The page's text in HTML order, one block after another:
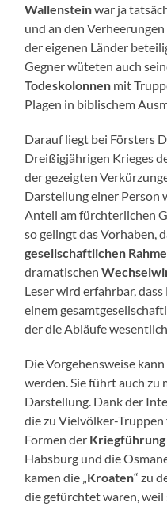
Wallensteinwar ja
und an den
der eigenen Länder
Gegner wüteten auch
Todeskolonnen mit
Plagen in biblischem
Darauf liegt bei Försters
Dreißigjährigen Krieges
der gezeigten
Darstellung einer Person
Anteil am fürchterlichen
so gelingt das Vorhaben,
gesellschaftlichen
dramatischen
Leser wird erfahrbar,
einem
der die Abläufe
Die Vorgehensweise
werden. Sie führt auch zu
Darstellung. Dank der
die zu Vielvölker-
Formen der Kriegführung
Habsburg und die
kamen die „Kroaten“ zu
die gefürchtet waren, weil